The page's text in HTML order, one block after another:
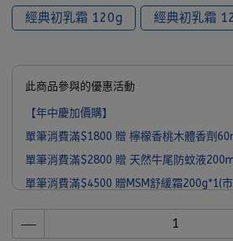
經典初乳霜 120g
經典初乳霜
此商品參與的優惠活動
【年中慶加價購】
單筆消費滿$1800 贈 檸檬香桃木體香劑
單筆消費滿$2800 贈 天然牛尾防蚊液
單筆消費滿$4500 贈MSM舒緩霜200g*1(
單筆消費滿$6000 贈 MooGoo經典旅行組